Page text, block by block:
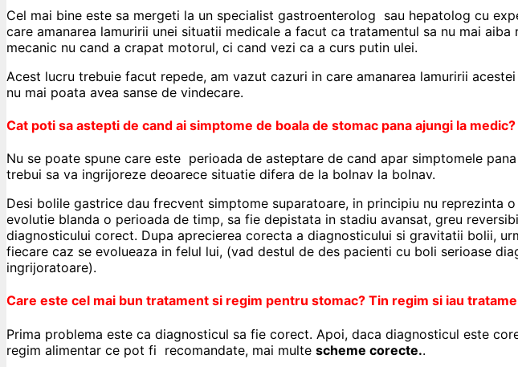
Cel mai bine este sa mergeti la un specialist gastroenterolog sau hepatolog cu
care amanarea lamuririi unei situatii medicale a facut ca tratamentul sa nu mai
mecanic nu cand a crapat motorul, ci cand vezi ca a curs putin ulei.
Acest lucru trebuie facut repede, am vazut cazuri in care amanarea lamuririi
nu mai poata avea sanse de vindecare.
Cat poti sa astepti de cand ai simptome de boala de stomac pana ajungi la medic?
Nu se poate spune care este perioada de asteptare de cand apar simptomele
trebui sa va ingrijoreze deoarece situatie difera de la bolnav la bolnav.
Desi bolile gastrice dau frecvent simptome suparatoare, in principiu nu reprezinta
evolutie blanda o perioada de timp, sa fie depistata in stadiu avansat, greu
diagnosticului corect. Dupa aprecierea corecta a diagnosticului si gravitatii bolii,
fiecare caz se evolueaza in felul lui, (vad destul de des pacienti cu boli serioase
ingrijoratoare).
Care este cel mai bun tratament si regim pentru stomac? Tin regim si iau
Prima problema este ca diagnosticul sa fie corect. Apoi, daca diagnosticul este
regim alimentar ce pot fi recomandate, mai multe scheme corecte..